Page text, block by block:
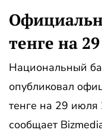
тенге на
Национальный
опубликовал
тенге на 29 июля
сообщает